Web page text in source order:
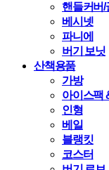
핸들커버/
베시넷
파니에
버기 보닛
산책용품
가방
아이스팩
인형
베일
블랭킷
코스터